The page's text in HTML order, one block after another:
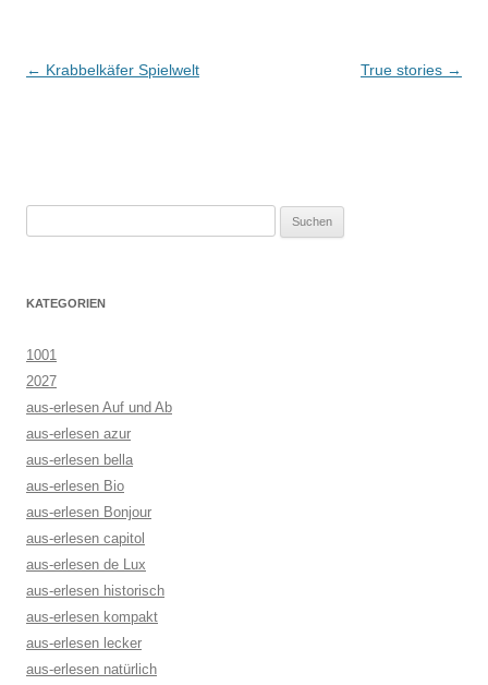
Beitragsnavigation
← Krabbelkäfer Spielwelt True stories →
KATEGORIEN
1001
2027
aus-erlesen Auf und Ab
aus-erlesen azur
aus-erlesen bella
aus-erlesen Bio
aus-erlesen Bonjour
aus-erlesen capitol
aus-erlesen de Lux
aus-erlesen historisch
aus-erlesen kompakt
aus-erlesen lecker
aus-erlesen natürlich